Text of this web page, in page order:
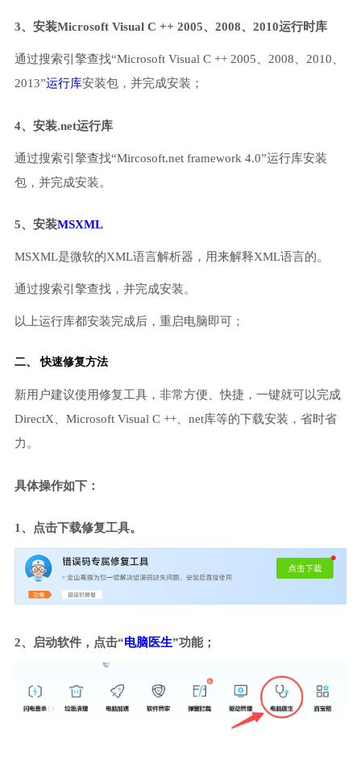
3、安装Microsoft Visual C ++ 2005、2008、2010运行时库
通过搜索引擎查找“Microsoft Visual C ++ 2005、2008、2010、
2013”运行库安装包，并完成安装；
4、安装.net运行库
通过搜索引擎查找“Mircosoft.net framework 4.0”运行库安装
包，并完成安装。
5、安装MSXML
MSXML是微软的XML语言解析器，用来解释XML语言的。
通过搜索引擎查找，并完成安装。
以上运行库都安装完成后，重启电脑即可；
二、 快速修复方法
新用户建议使用修复工具，非常方便、快捷，一键就可以完成
DirectX、Microsoft Visual C ++、net库等的下载安装，省时省
力。
具体操作如下：
1、点击下载修复工具。
2、启动软件，点击“电脑医生”功能；